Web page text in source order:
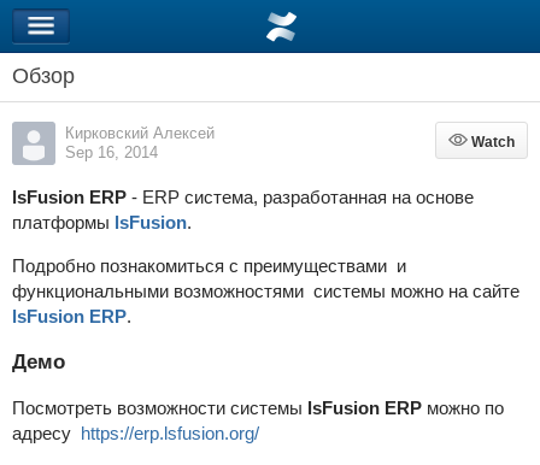
Обзор
Кирковский Алексей
Sep 16, 2014
Watch
Watch
lsFusion ERP - ERP система, разработанная на основе
платформы lsFusion.
Подробно познакомиться с преимуществами и
функциональными возможностями системы можно на сайте
lsFusion ERP.
Демо
Посмотреть возможности системы lsFusion ERP можно по
адресу https://erp.lsfusion.org/